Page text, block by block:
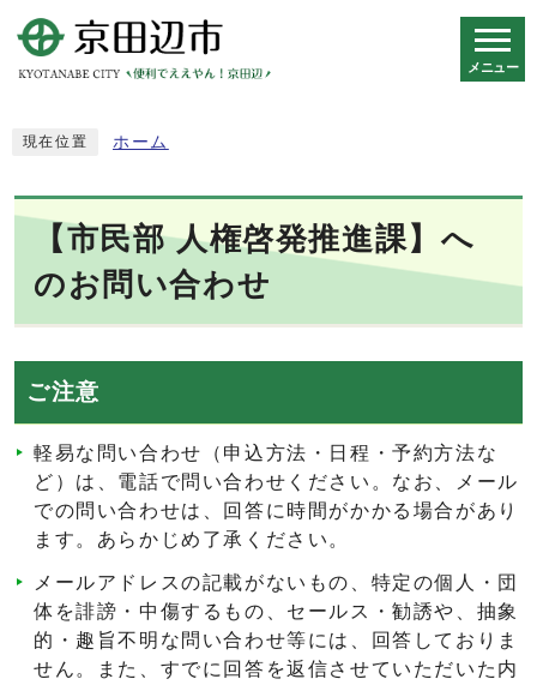
メニュー
現在位置 ホーム
【市民部 人権啓発推進課】へ
のお問い合わせ
ご注意
軽易な問い合わせ（申込方法・日程・予約方法な
ど）は、電話で問い合わせください。なお、メール
での問い合わせは、回答に時間がかかる場合があり
ます。あらかじめ了承ください。
メールアドレスの記載がないもの、特定の個人・団
体を誹謗・中傷するもの、セールス・勧誘や、抽象
的・趣旨不明な問い合わせ等には、回答しておりま
せん。また、すでに回答を返信させていただいた内